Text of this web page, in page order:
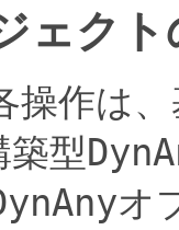
ェクト
操作は
型
オ